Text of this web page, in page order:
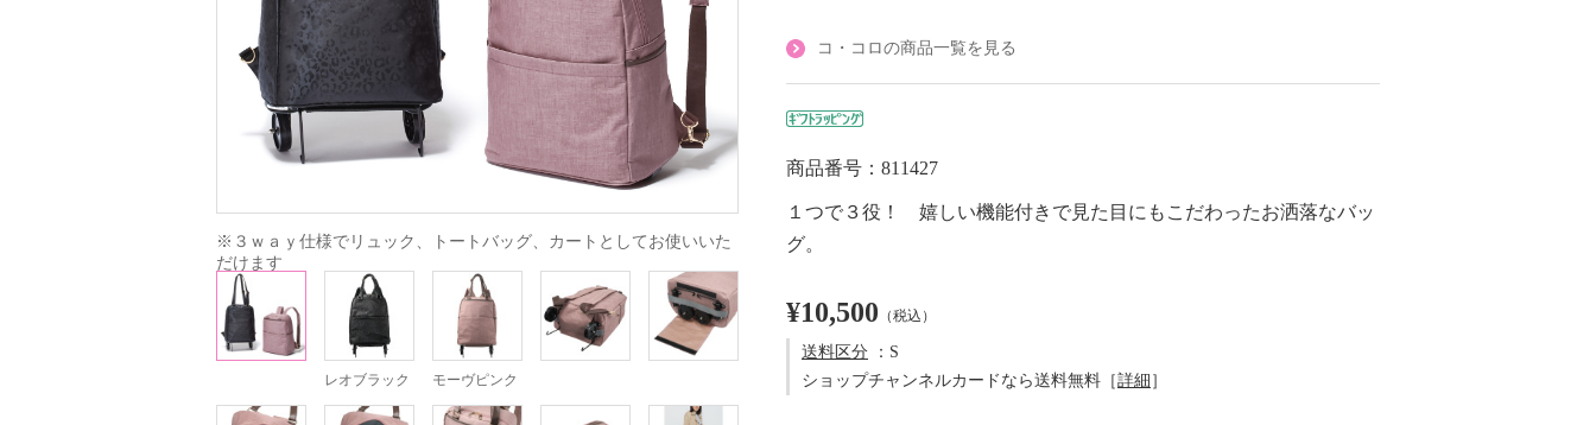
※３ｗａｙ仕様でリュック、トートバッグ、カートとしてお使いいた
だけます
レオブラック モーヴピンク
コ・コロの商品一覧を見る
商品番号：811427
１つで３役！ 嬉しい機能付きで見た目にもこだわったお洒落なバッ
グ。
¥10,500 （税込）
送料区分 ：S
ショップチャンネルカードなら送料無料［詳細 ］